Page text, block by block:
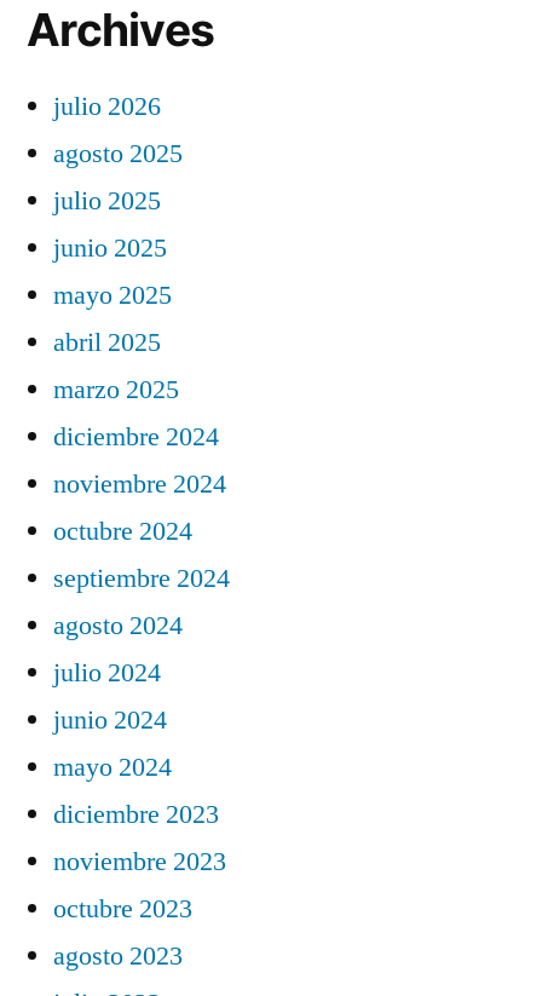
Archives
julio 2026
agosto 2025
julio 2025
junio 2025
mayo 2025
abril 2025
marzo 2025
diciembre 2024
noviembre 2024
octubre 2024
septiembre 2024
agosto 2024
julio 2024
junio 2024
mayo 2024
diciembre 2023
noviembre 2023
octubre 2023
agosto 2023